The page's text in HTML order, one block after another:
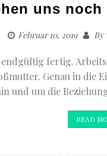
uns noch
Februar 10, 2019 By
fertig.
Genau in die
und um die
READ